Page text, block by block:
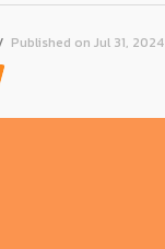
Published on Jul 31, 2024